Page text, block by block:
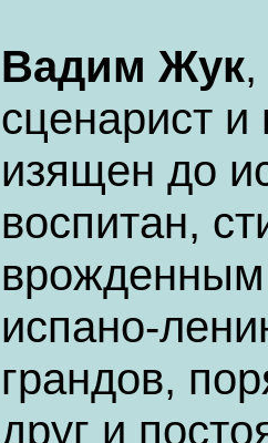
Вадим Жук
сценарист и
изящен до
воспитан,
врожденным
испано-
грандов,
друг и